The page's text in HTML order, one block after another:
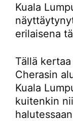
Kuala
erilaisena
Tällä
Cherasin
Kuala
kuitenkin